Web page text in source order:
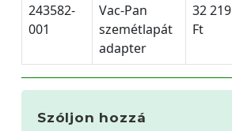
243582-
001
Vac-Pan
szemétlapát
adapter
32 219
Ft
Szóljon hozzá